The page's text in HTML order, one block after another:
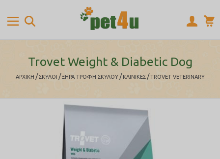
Trovet Weight & Diabetic Dog
ΑΡΧΙΚΉ / ΣΚΥΛΟΙ / ΞΗΡΑ ΤΡΟΦΗ ΣΚΥΛΟΥ / ΚΛΙΝΙΚΕΣ / TROVET VETERINARY